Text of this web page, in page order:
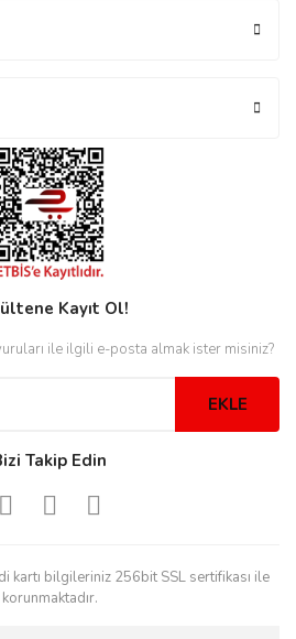
Kayıt Ol!
ile ilgili e-posta almak ister misiniz?
EKLE
Takip Edin
kartı bilgileriniz 256bit SSL sertifikası ile
korunmaktadır.